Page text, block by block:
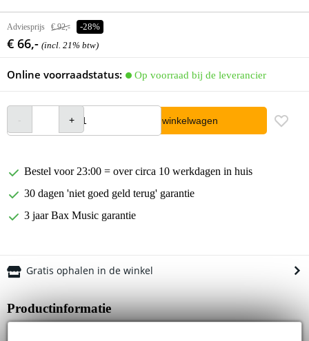
Adviesprijs € 92,- -28%
€ 66,- (incl. 21% btw)
Online voorraadstatus: Op voorraad bij de leverancier
In winkelwagen
Bestel voor 23:00 = over circa 10 werkdagen in huis
30 dagen 'niet goed geld terug' garantie
3 jaar Bax Music garantie
Gratis ophalen in de winkel
Productinformatie